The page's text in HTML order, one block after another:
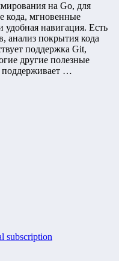
на Go, для
кода, мгновенные
навигация. Есть
анализ покрытия кода
поддержка Git,
другие полезные
поддерживает …
subscription